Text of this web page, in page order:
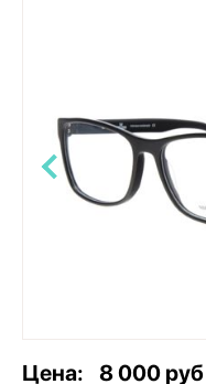
Цена: 8 000 руб